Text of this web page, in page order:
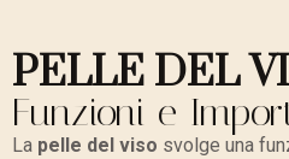
PELLE DEL
Funzioni e
La pelle del viso svolge una